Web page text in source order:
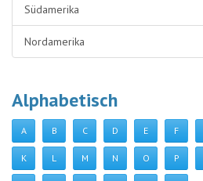
Südamerika
Nordamerika
Alphabetisch
A B C D E F
K L M N O P